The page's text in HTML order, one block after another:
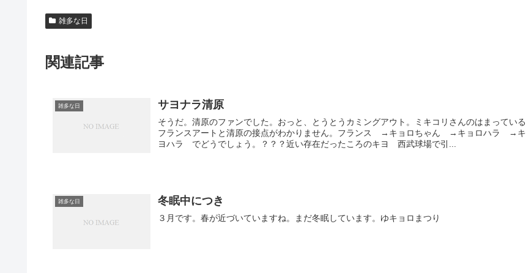
雑多な日
関連記事
雑多な日 サヨナラ清原
そうだ。清原のファンでした。おっと、とうとうカミングアウト。ミキコリさんのはまっている
フランスアートと清原の接点がわかりません。フランス →キョロちゃん →キョロハラ →キ
ヨハラ でどうでしょう。？？？近い存在だったころのキヨ 西武球場で引...
雑多な日 冬眠中につき
３月です。春が近づいていますね。まだ冬眠しています。ゆキョロまつり